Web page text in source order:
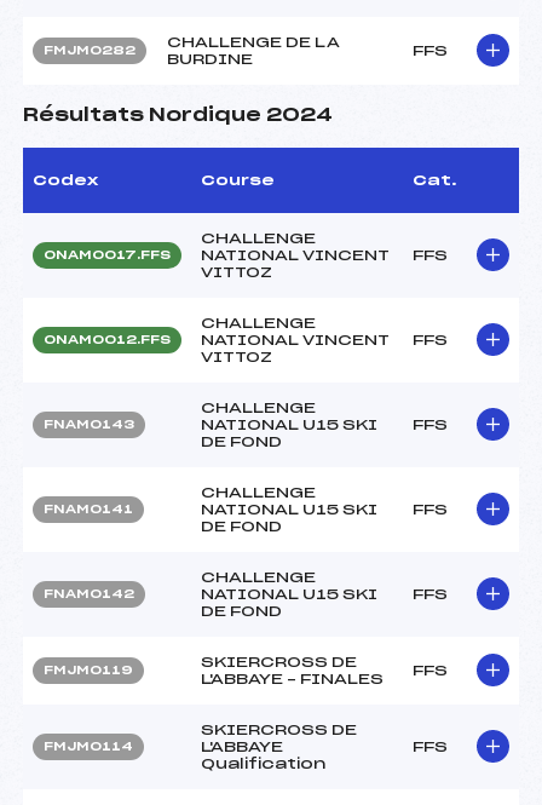
FMJM0282
CHALLENGE DE LA
BURDINE
FFS
Résultats Nordique 2024
Codex Course Cat.
ONAM0017.FFS
CHALLENGE
NATIONAL VINCENT
VITTOZ
FFS
ONAM0012.FFS
CHALLENGE
NATIONAL VINCENT
VITTOZ
FFS
FNAM0143
CHALLENGE
NATIONAL U15 SKI
DE FOND
FFS
FNAM0141
CHALLENGE
NATIONAL U15 SKI
DE FOND
FFS
FNAM0142
CHALLENGE
NATIONAL U15 SKI
DE FOND
FFS
FMJM0119
SKIERCROSS DE
L'ABBAYE – FINALES
FFS
FMJM0114
SKIERCROSS DE
L'ABBAYE
Qualification
FFS